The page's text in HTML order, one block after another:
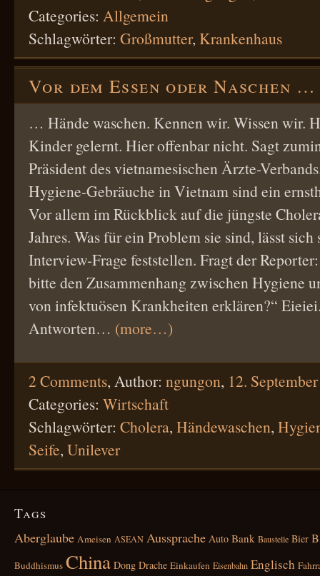
Categories: Allgemein
Schlagwörter: Großmutter, Krankenhaus
Vor dem Essen oder Naschen …
… Hände waschen. Kennen wir. Wissen wir.
Kinder gelernt. Hier offenbar nicht. Sagt
Präsident des vietnamesischen Ärzte-
Hygiene-Gebräuche in Vietnam sind ein
Vor allem im Rückblick auf die jüngste
Jahres. Was für ein Problem sie sind, lässt sich
Interview-Frage feststellen. Fragt der
bitte den Zusammenhang zwischen Hygiene
von infektuösen Krankheiten erklären?“
Antworten… (more…)
2 Comments, Author: ngungon, 12.
Categories: Wirtschaft
Schlagwörter: Cholera, Händewaschen,
Seife, Unilever
Tags
Aberglaube Ameisen ASEAN Aussprache Auto Bank Baustelle Bier
Buddhismus China Dong Drache Einkaufen Eisenbahn Englisch